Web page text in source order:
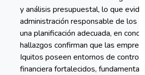
y análisis presupuestal, lo que
administración responsable de los
una planificación adecuada, en
hallazgos confirman que las
Iquitos poseen entornos de control
financiera fortalecidos,